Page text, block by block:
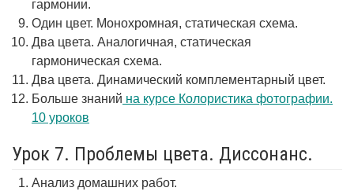
гармонии.
Один цвет. Монохромная, статическая схема.
Два цвета. Аналогичная, статическая
гармоническая схема.
Два цвета. Динамический комплементарный цвет.
Больше знаний на курсе Колористика фотографии.
10 уроков
Урок 7. Проблемы цвета. Диссонанс.
Анализ домашних работ.